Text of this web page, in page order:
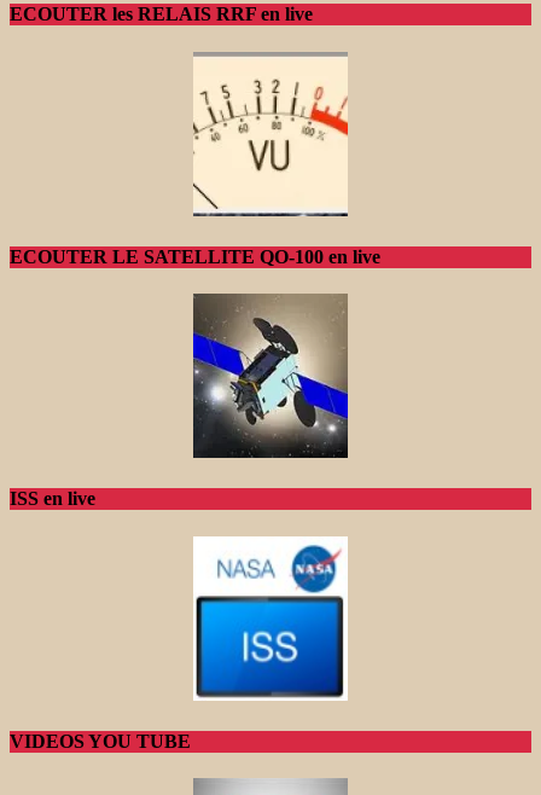
ECOUTER les RELAIS RRF en live
ECOUTER LE SATELLITE QO-100 en live
ISS en live
VIDEOS YOU TUBE